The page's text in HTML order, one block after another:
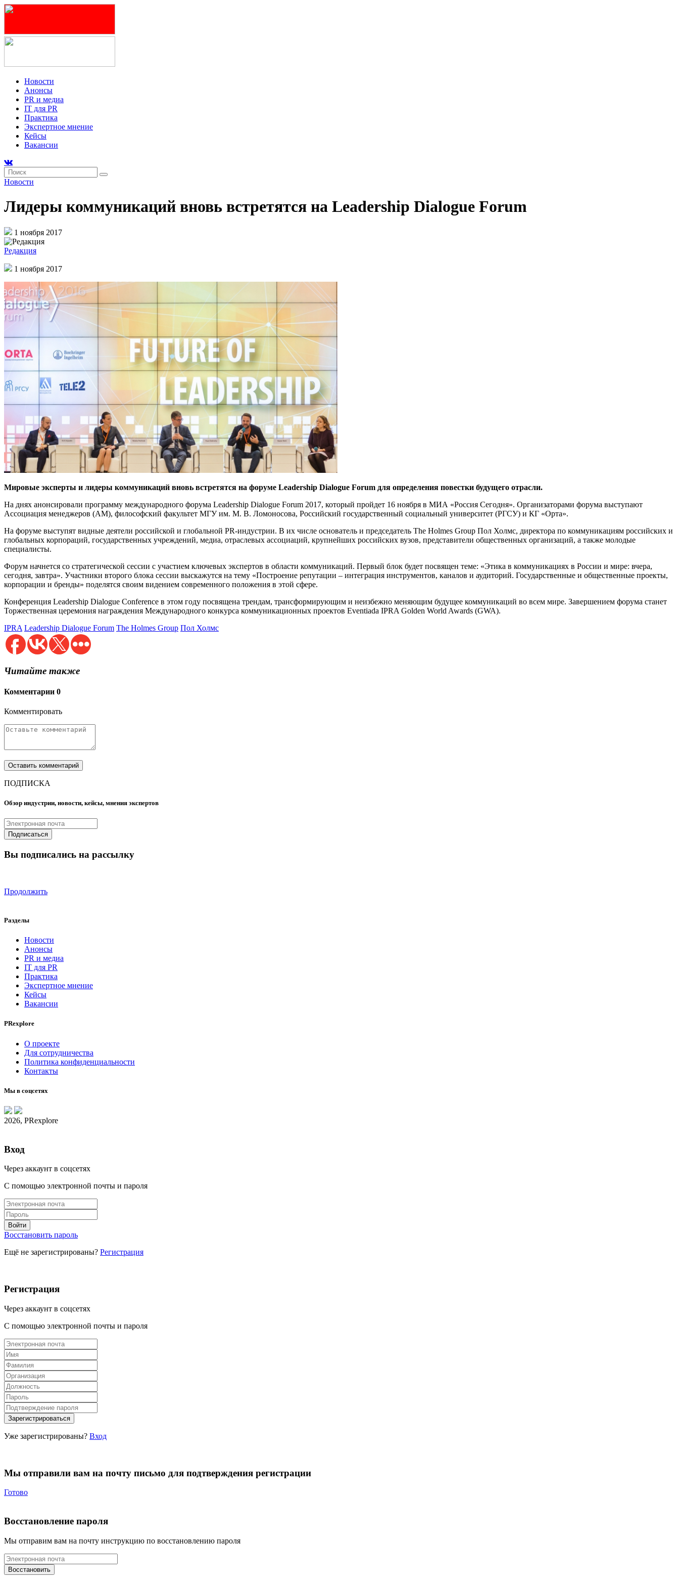
Новости
Анонсы
PR и медиа
IT для PR
Практика
Экспертное мнение
Кейсы
Вакансии
Новости
Лидеры коммуникаций вновь встретятся на Leadership Dialogue Forum
1 ноября 2017
Редакция
1 ноября 2017
Мировые эксперты и лидеры коммуникаций вновь встретятся на форуме Leadership Dialogue Forum для определения повестки будущего отрасли.
На днях анонсировали программу международного форума Leadership Dialogue Forum 2017, который пройдет 16 ноября в МИА «Россия Сегодня». Организаторами форума выступают
Ассоциация менеджеров (АМ), философский факультет МГУ им. М. В. Ломоносова, Российский государственный социальный университет (РГСУ) и КГ «Орта».
На форуме выступят видные деятели российской и глобальной PR-индустрии. В их числе основатель и председатель The Holmes Group Пол Холмс, директора по коммуникациям российских и
глобальных корпораций, государственных учреждений, медиа, отраслевых ассоциаций, крупнейших российских вузов, представители общественных организаций, а также молодые
специалисты.
Форум начнется со стратегической сессии с участием ключевых экспертов в области коммуникаций. Первый блок будет посвящен теме: «Этика в коммуникациях в России и мире: вчера,
сегодня, завтра». Участники второго блока сессии выскажутся на тему «Построение репутации – интеграция инструментов, каналов и аудиторий. Государственные и общественные проекты,
корпорации и бренды» поделятся своим видением современного положения в этой сфере.
Конференция Leadership Dialogue Conference в этом году посвящена трендам, трансформирующим и неизбежно меняющим будущее коммуникаций во всем мире. Завершением форума станет
Торжественная церемония награждения Международного конкурса коммуникационных проектов Eventiada IPRA Golden World Awards (GWA).
IPRA Leadership Dialogue Forum The Holmes Group Пол Холмс
Читайте также
Комментарии 0
Комментировать
ПОДПИСКА
Обзор индустрии, новости, кейсы, мнения экспертов
Вы подписались на рассылку
Продолжить
Разделы
Новости
Анонсы
PR и медиа
IT для PR
Практика
Экспертное мнение
Кейсы
Вакансии
PRexplore
О проекте
Для сотрудничества
Политика конфиденциальности
Контакты
Мы в соцсетях
2026, PRexplore
Вход
Через аккаунт в соцсетях
С помощью электронной почты и пароля
Восстановить пароль
Ещё не зарегистрированы? Регистрация
Регистрация
Через аккаунт в соцсетях
С помощью электронной почты и пароля
Уже зарегистрированы? Вход
Мы отправили вам на почту письмо для подтверждения регистрации
Готово
Восстановление пароля
Мы отправим вам на почту инструкцию по восстановлению пароля